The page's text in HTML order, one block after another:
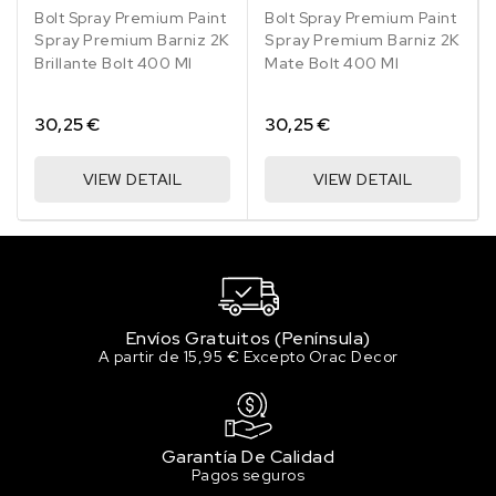
158/2FU AUSTER/OYSTER
20.00 €
162V/41E NOBLESSE
166/4OU/22P FLIEDER/LILAC
100 en stock
167/70P PANNACOTTA
167V/22S DEEP SKY
Bolt Spray Premium Paint
Spray Premium Barniz 2K
Brillante Bolt 400 Ml
30,25 €
VIEW DETAIL
Bolt Spray Premium Paint
Spray Premium Barniz 2K
Mate Bolt 400 Ml
30,25 €
VIEW DETAIL
Envíos Gratuitos (Península)
A partir de 15,95 € Excepto Orac Decor
Garantía De Calidad
Pagos seguros